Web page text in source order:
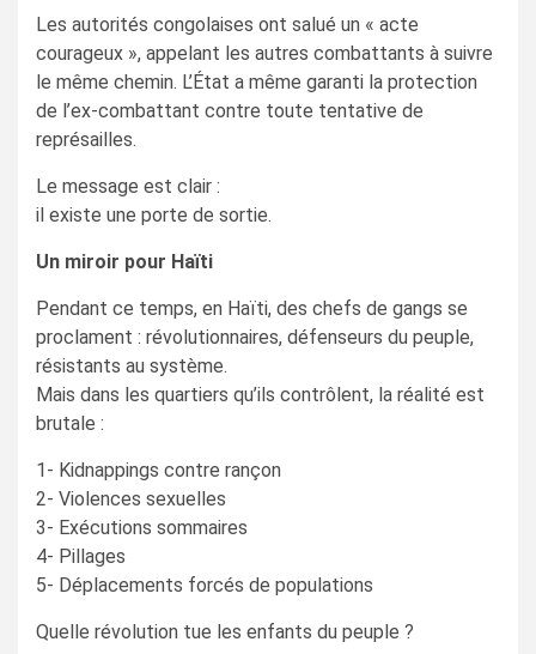
Les autorités congolaises ont salué un « acte
courageux », appelant les autres combattants à suivre
le même chemin. L’État a même garanti la protection
de l’ex-combattant contre toute tentative de
représailles.
Le message est clair :
il existe une porte de sortie.
Un miroir pour Haïti
Pendant ce temps, en Haïti, des chefs de gangs se
proclament : révolutionnaires, défenseurs du peuple,
résistants au système.
Mais dans les quartiers qu’ils contrôlent, la réalité est
brutale :
1- Kidnappings contre rançon
2- Violences sexuelles
3- Exécutions sommaires
4- Pillages
5- Déplacements forcés de populations
Quelle révolution tue les enfants du peuple ?